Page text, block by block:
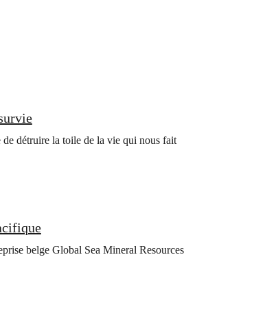
détruire la toile de la vie qui nous fait
belge Global Sea Mineral Resources